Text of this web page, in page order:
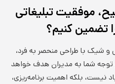
موفقیت تبلیغاتی
تضمین کنیم؟
شیک با طراحی منحصر به فرد،
شما به مدیران هدف خواهد
نیست، بلکه اهمیت برنامه‌ریزی،